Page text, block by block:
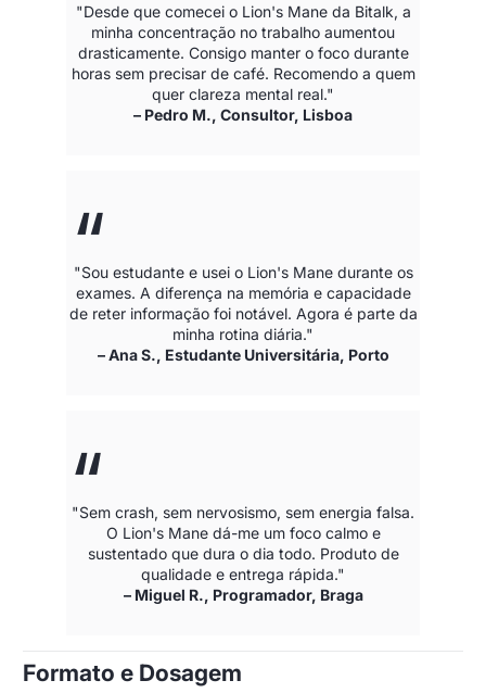
"Desde que comecei o Lion's Mane da Bitalk, a
minha concentração no trabalho aumentou
drasticamente. Consigo manter o foco durante
horas sem precisar de café. Recomendo a quem
quer clareza mental real."
– Pedro M., Consultor, Lisboa
"Sou estudante e usei o Lion's Mane durante os
exames. A diferença na memória e capacidade
de reter informação foi notável. Agora é parte da
minha rotina diária."
– Ana S., Estudante Universitária, Porto
"Sem crash, sem nervosismo, sem energia falsa.
O Lion's Mane dá-me um foco calmo e
sustentado que dura o dia todo. Produto de
qualidade e entrega rápida."
– Miguel R., Programador, Braga
Formato e Dosagem